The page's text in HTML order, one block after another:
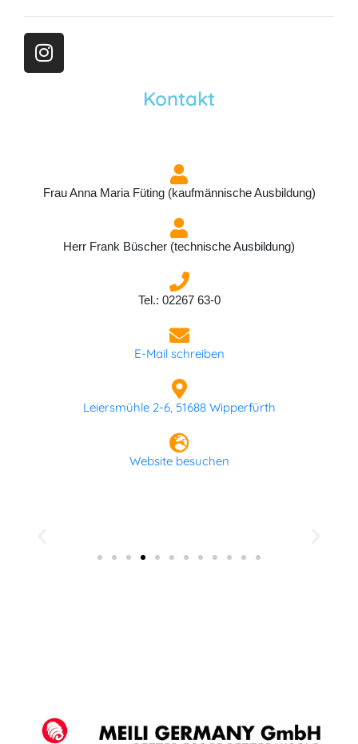
Kontakt
Frau Anna Maria Füting (kaufmännische Ausbildung)
Herr Frank Büscher (technische Ausbildung)
Tel.: 02267 63-0
E-Mail schreiben
Leiersmühle 2-6, 51688 Wipperfürth
Website besuchen